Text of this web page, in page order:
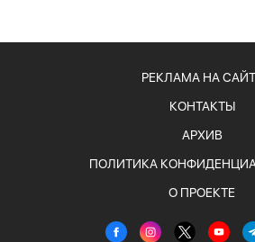
РЕКЛАМА НА
КОНТАКТЫ
АРХИВ
ПОЛИТИКА
О ПРОЕКТЕ